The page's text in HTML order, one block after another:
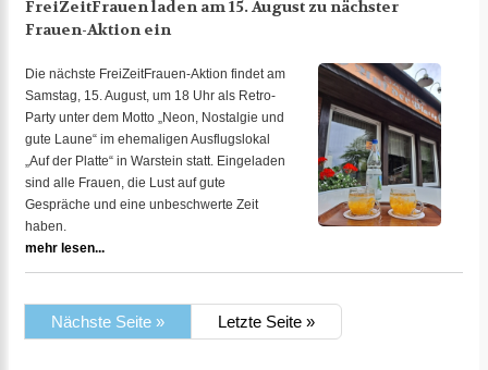
FreiZeitFrauen laden am 15. August zu nächster
Frauen-Aktion ein
Die nächste FreiZeitFrauen-Aktion findet am
Samstag, 15. August, um 18 Uhr als Retro-
Party unter dem Motto „Neon, Nostalgie und
gute Laune“ im ehemaligen Ausflugslokal
„Auf der Platte“ in Warstein statt. Eingeladen
sind alle Frauen, die Lust auf gute
Gespräche und eine unbeschwerte Zeit
haben.
mehr lesen...
Nächste Seite » Letzte Seite »